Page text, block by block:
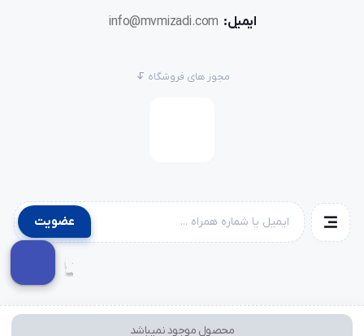
محصول موجود نمیباشد
ایمیل: info@mvmizadi.com
مجوز های فروشگاه
عضویت